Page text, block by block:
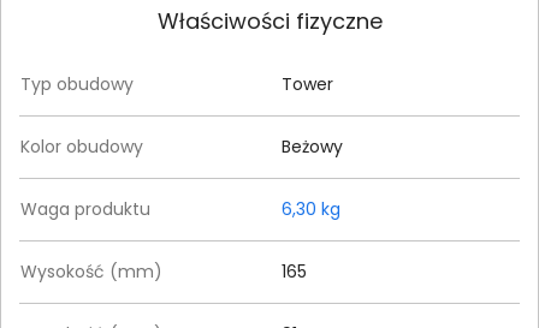
Właściwości fizyczne
Typ obudowy Tower
Kolor obudowy Beżowy
Waga produktu 6,30 kg
Wysokość (mm) 165